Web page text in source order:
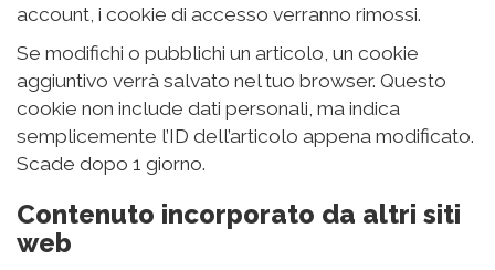
account, i cookie di accesso verranno rimossi.
Se modifichi o pubblichi un articolo, un cookie
aggiuntivo verrà salvato nel tuo browser. Questo
cookie non include dati personali, ma indica
semplicemente l’ID dell’articolo appena modificato.
Scade dopo 1 giorno.
Contenuto incorporato da altri siti
web